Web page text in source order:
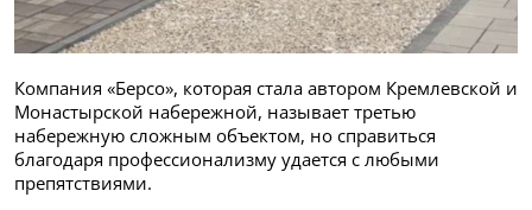
Компания «Берсо», которая стала автором Кремлевской и
Монастырской набережной, называет третью
набережную сложным объектом, но справиться
благодаря профессионализму удается с любыми
препятствиями.